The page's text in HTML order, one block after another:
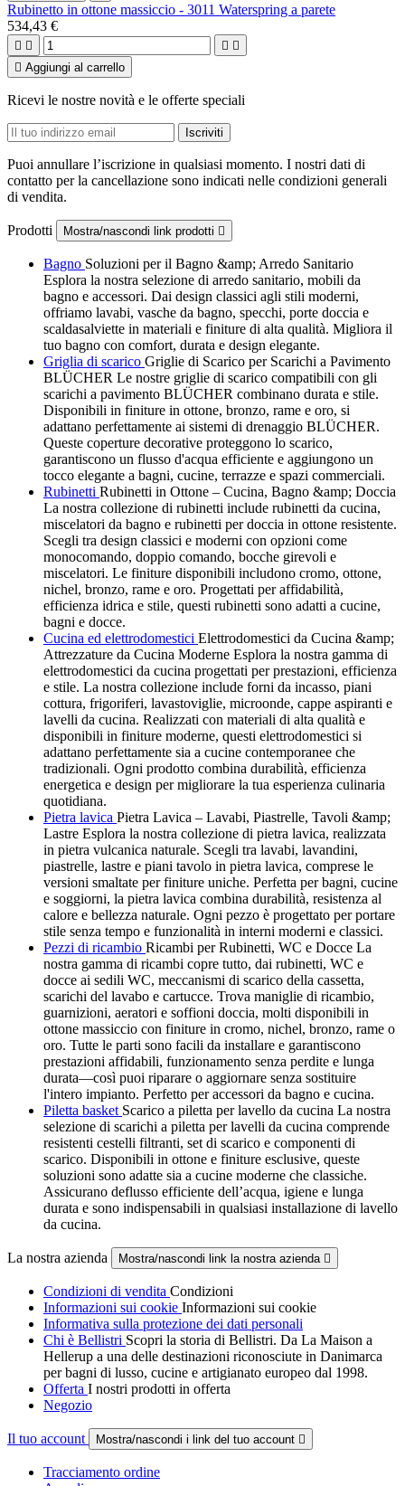
Rubinetto in ottone massiccio - 3011 Waterspring a parete
534,43 €
   
 Aggiungi al carrello
Ricevi le nostre novità e le offerte speciali
Puoi annullare l’iscrizione in qualsiasi momento. I nostri dati di
contatto per la cancellazione sono indicati nelle condizioni generali
di vendita.
Prodotti Mostra/nascondi link prodotti 
Bagno Soluzioni per il Bagno &amp; Arredo Sanitario
Esplora la nostra selezione di arredo sanitario, mobili da
bagno e accessori. Dai design classici agli stili moderni,
offriamo lavabi, vasche da bagno, specchi, porte doccia e
scaldasalviette in materiali e finiture di alta qualità. Migliora il
tuo bagno con comfort, durata e design elegante.
Griglia di scarico Griglie di Scarico per Scarichi a Pavimento
BLÜCHER Le nostre griglie di scarico compatibili con gli
scarichi a pavimento BLÜCHER combinano durata e stile.
Disponibili in finiture in ottone, bronzo, rame e oro, si
adattano perfettamente ai sistemi di drenaggio BLÜCHER.
Queste coperture decorative proteggono lo scarico,
garantiscono un flusso d'acqua efficiente e aggiungono un
tocco elegante a bagni, cucine, terrazze e spazi commerciali.
Rubinetti Rubinetti in Ottone – Cucina, Bagno &amp; Doccia
La nostra collezione di rubinetti include rubinetti da cucina,
miscelatori da bagno e rubinetti per doccia in ottone resistente.
Scegli tra design classici e moderni con opzioni come
monocomando, doppio comando, bocche girevoli e
miscelatori. Le finiture disponibili includono cromo, ottone,
nichel, bronzo, rame e oro. Progettati per affidabilità,
efficienza idrica e stile, questi rubinetti sono adatti a cucine,
bagni e docce.
Cucina ed elettrodomestici Elettrodomestici da Cucina &amp;
Attrezzature da Cucina Moderne Esplora la nostra gamma di
elettrodomestici da cucina progettati per prestazioni, efficienza
e stile. La nostra collezione include forni da incasso, piani
cottura, frigoriferi, lavastoviglie, microonde, cappe aspiranti e
lavelli da cucina. Realizzati con materiali di alta qualità e
disponibili in finiture moderne, questi elettrodomestici si
adattano perfettamente sia a cucine contemporanee che
tradizionali. Ogni prodotto combina durabilità, efficienza
energetica e design per migliorare la tua esperienza culinaria
quotidiana.
Pietra lavica Pietra Lavica – Lavabi, Piastrelle, Tavoli &amp;
Lastre Esplora la nostra collezione di pietra lavica, realizzata
in pietra vulcanica naturale. Scegli tra lavabi, lavandini,
piastrelle, lastre e piani tavolo in pietra lavica, comprese le
versioni smaltate per finiture uniche. Perfetta per bagni, cucine
e soggiorni, la pietra lavica combina durabilità, resistenza al
calore e bellezza naturale. Ogni pezzo è progettato per portare
stile senza tempo e funzionalità in interni moderni e classici.
Pezzi di ricambio Ricambi per Rubinetti, WC e Docce La
nostra gamma di ricambi copre tutto, dai rubinetti, WC e
docce ai sedili WC, meccanismi di scarico della cassetta,
scarichi del lavabo e cartucce. Trova maniglie di ricambio,
guarnizioni, aeratori e soffioni doccia, molti disponibili in
ottone massiccio con finiture in cromo, nichel, bronzo, rame o
oro. Tutte le parti sono facili da installare e garantiscono
prestazioni affidabili, funzionamento senza perdite e lunga
durata—così puoi riparare o aggiornare senza sostituire
l'intero impianto. Perfetto per accessori da bagno e cucina.
Piletta basket Scarico a piletta per lavello da cucina La nostra
selezione di scarichi a piletta per lavelli da cucina comprende
resistenti cestelli filtranti, set di scarico e componenti di
scarico. Disponibili in ottone e finiture esclusive, queste
soluzioni sono adatte sia a cucine moderne che classiche.
Assicurano deflusso efficiente dell’acqua, igiene e lunga
durata e sono indispensabili in qualsiasi installazione di lavello
da cucina.
La nostra azienda Mostra/nascondi link la nostra azienda 
Condizioni di vendita Condizioni
Informazioni sui cookie Informazioni sui cookie
Informativa sulla protezione dei dati personali
Chi è Bellistri Scopri la storia di Bellistri. Da La Maison a
Hellerup a una delle destinazioni riconosciute in Danimarca
per bagni di lusso, cucine e artigianato europeo dal 1998.
Offerta I nostri prodotti in offerta
Negozio
Il tuo account Mostra/nascondi i link del tuo account 
Tracciamento ordine